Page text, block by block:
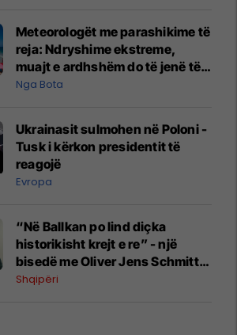
Meteorologët me parashikime të
reja: Ndryshime ekstreme,
muajt e ardhshëm do të jenë të
pazakontë
Nga Bota
Ukrainasit sulmohen në Poloni -
Tusk i kërkon presidentit të
reagojë
Evropa
“Në Ballkan po lind diçka
historikisht krejt e re” - një
bisedë me Oliver Jens Schmitt
mbi protestat në Shqipëri dhe të
Shqipëri